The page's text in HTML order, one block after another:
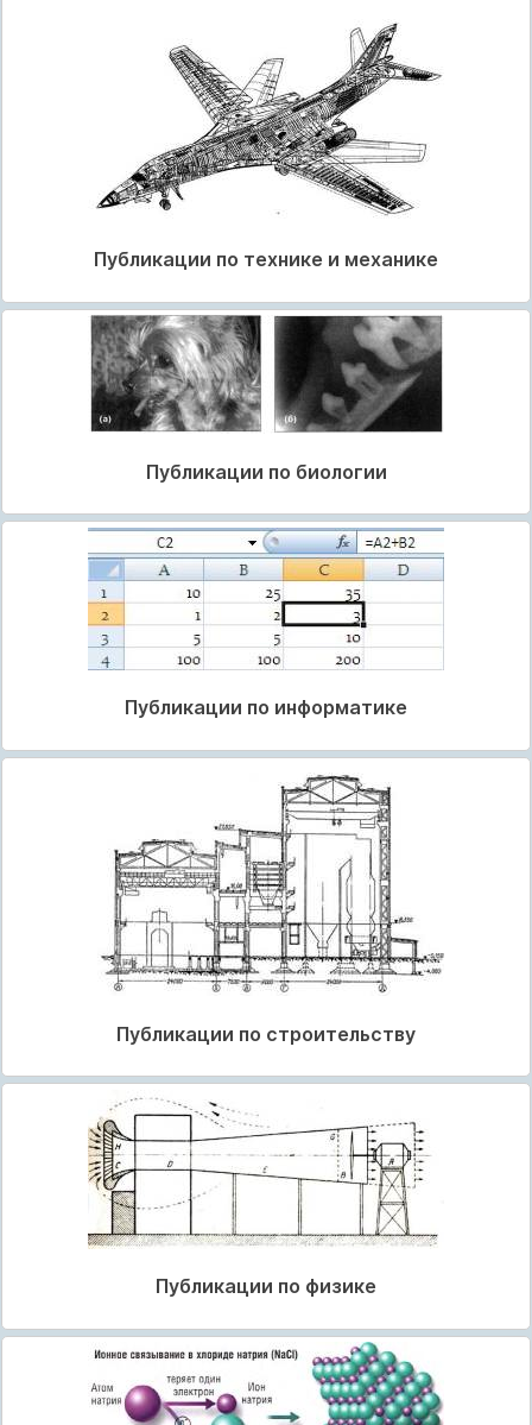
Публикации по технике и механике
Публикации по биологии
Публикации по информатике
Публикации по строительству
Публикации по физике